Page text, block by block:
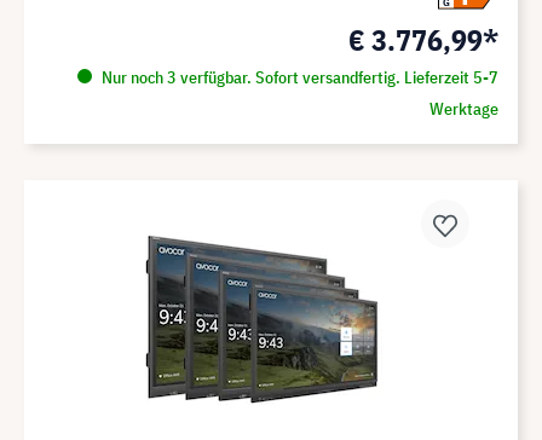
€ 3.776,99*
Nur noch 3 verfügbar. Sofort versandfertig. Lieferzeit 5-7
Werktage